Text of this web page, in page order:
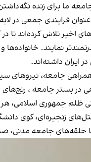
ما برای زنده
فرایندی جمعی در
اخیر تلاش کرده‌اند تا
نمایند.
ایران داشته‌اند.
جامعه، نیروهای
در بستر جامعه ،
ظلم جمهوری اسلامی، هر
زنجیره‌ای، کوی
حلقه‌های جامعه مدنی،